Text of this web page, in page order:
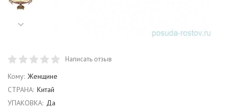
Написать отзыв
Кому: Женщине
СТРАНА: Китай
УПАКОВКА: Да